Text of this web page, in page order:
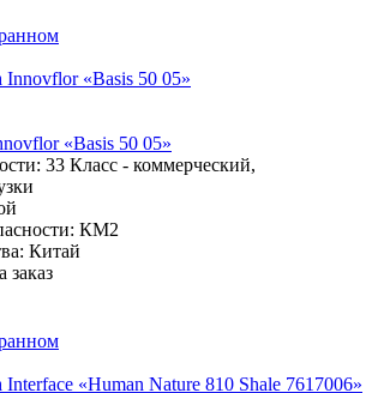
«Basis 50 05»
33 Класс - коммерческий,
КМ2
Китай
заказ